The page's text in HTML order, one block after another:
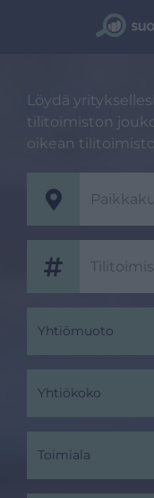
Löydä
tilitoimiston
oikean
Yhtiömuoto
Yhtiökoko
Toimiala